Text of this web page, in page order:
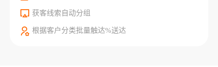
获客线索自动分组
根据客户分类批量触达%送达